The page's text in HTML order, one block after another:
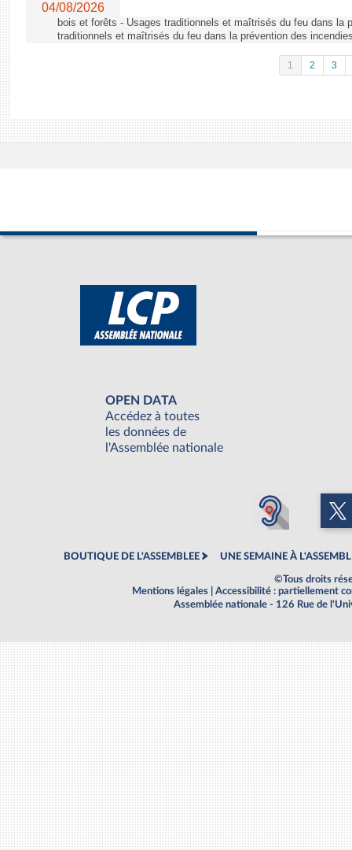
04/08/2026
bois et forêts - Usages traditionnels et maîtrisés du feu dans la
traditionnels et maîtrisés du feu dans la prévention des
1 2 3
OPEN DATA
Accédez à toutes
les données de
l'Assemblée nationale
BOUTIQUE DE L'ASSEMBLEE UNE SEMAINE À
©Tous droits
Mentions légales
Accessibilité : partiellement
Assemblée nationale - 126 Rue de